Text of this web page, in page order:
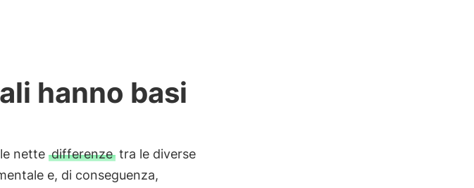
hanno basi
nette differenzetra le diverse
e, di conseguenza,